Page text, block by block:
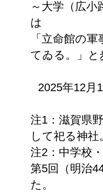
～大学（広
は
「立命館の
てゐる。」
2025年12
注1：滋賀県
して祀る神社
注2：中学校
第5回（明治
た。